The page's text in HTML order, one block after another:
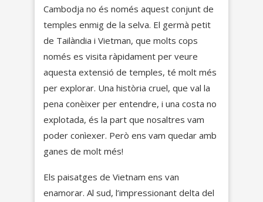
Cambodja no és només aquest conjunt de
temples enmig de la selva. El germà petit
de Tailàndia i Vietman, que molts cops
només es visita ràpidament per veure
aquesta extensió de temples, té molt més
per explorar. Una història cruel, que val la
pena conèixer per entendre, i una costa no
explotada, és la part que nosaltres vam
poder conìexer. Però ens vam quedar amb
ganes de molt més!
Els paisatges de Vietnam ens van
enamorar. Al sud, l’impressionant delta del